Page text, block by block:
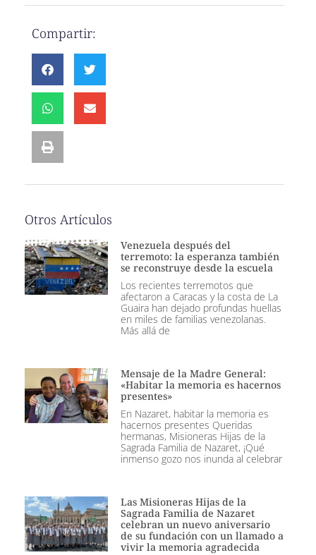
Compartir:
Otros Artículos
Venezuela después del
terremoto: la esperanza también
se reconstruye desde la escuela
Los recientes terremotos que
afectaron a Caracas y la costa de La
Guaira han dejado profundas huellas
en miles de familias venezolanas.
Más allá de
Mensaje de la Madre General:
«Habitar la memoria es hacernos
presentes»
En Nazaret, habitar la memoria es
hacernos presentes Queridas
hermanas, Misioneras Hijas de la
Sagrada Familia de Nazaret, ¡Qué
inmenso gozo nos inunda al celebrar
Las Misioneras Hijas de la
Sagrada Familia de Nazaret
celebran un nuevo aniversario
de su fundación con un llamado a
vivir la memoria agradecida